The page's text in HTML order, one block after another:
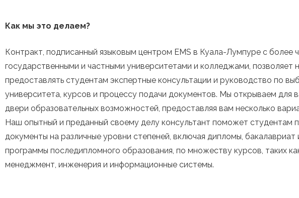
Как мы это делаем?
Контракт, подписанный языковым центром EMS в Куала-Лумпуре с более
государственными и частными университетами и колледжами, позволяет
предоставлять студентам экспертные консультации и руководство по
университета, курсов и процессу подачи документов. Мы открываем для
двери образовательных возможностей, предоставляя вам несколько
Наш опытный и преданный своему делу консультант поможет студентам
документы на различные уровни степеней, включая дипломы, бакалавриат
программы последипломного образования, по множеству курсов, таких
менеджмент, инженерия и информационные системы.